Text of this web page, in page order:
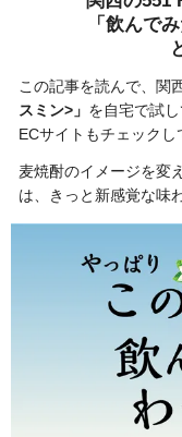
「飲んで
この記事を読んで、関
スミン>」 を自宅で試
ECサイトもチェックし
麦焼酎のイメージを変
は、きっと新感覚な味